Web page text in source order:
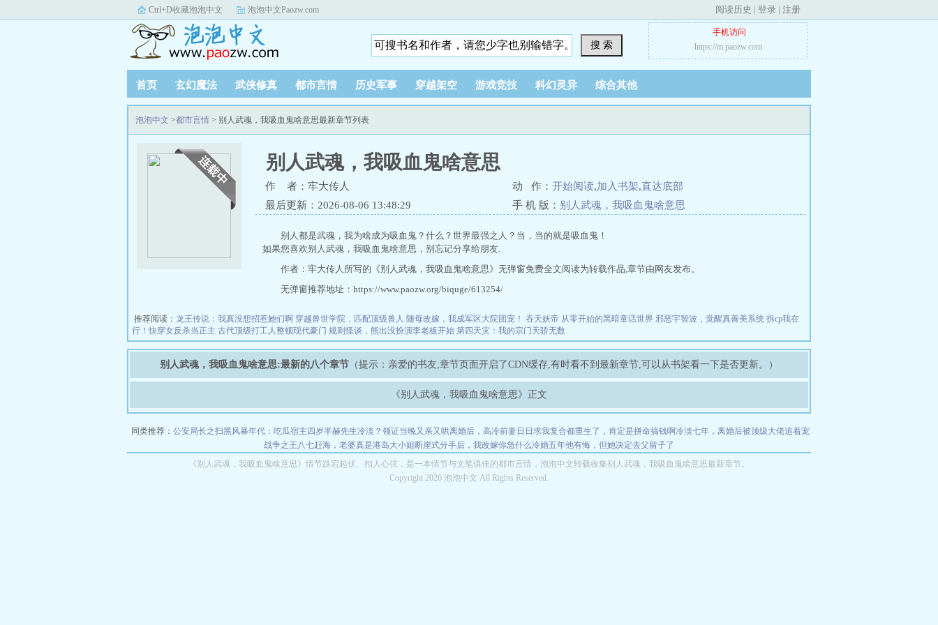
Ctrl+D收藏泡泡中文 泡泡中文Paozw.com 阅读历史 | 登录 | 注册
搜 索
手机访问
https://m.paozw.com
首页 玄幻魔法 武侠修真 都市言情 历史军事 穿越架空 游戏竞技 科幻灵异 综合其他
泡泡中文 >都市言情 > 别人武魂，我吸血鬼啥意思最新章节列表
别人武魂，我吸血鬼啥意思
作 者：牢大传人 动 作： 开始阅读,加入书架,直达底部
最后更新：2026-08-06 13:48:29
手 机 版： 别人武魂，我吸血鬼啥意思
别人都是武魂，我为啥成为吸血鬼？什么？世界最强之人？当，当的就是吸血鬼！
如果您喜欢别人武魂，我吸血鬼啥意思，别忘记分享给朋友.
作者：牢大传人所写的《别人武魂，我吸血鬼啥意思》无弹窗免费全文阅读为转载作品,章节由网友发布。
无弹窗推荐地址：https://www.paozw.org/biquge/613254/
推荐阅读： 龙王传说：我真没想招惹她们啊 穿越兽世学院，匹配顶级兽人 随母改嫁，我成军区大院团宠！ 吞天妖帝 从零开始的黑暗童话世界 邪恶宇智波，觉醒真善美系统 拆cp我在
行！快穿女反杀当正主 古代顶级打工人整顿现代豪门 规则怪谈，熊出没扮演李老板开始 第四天灾：我的宗门天骄无数
别人武魂，我吸血鬼啥意思:最新的八个章节 （提示：亲爱的书友,章节页面开启了CDN缓存,有时看不到最新章节,可以从书架看一下是否更新。）
《别人武魂，我吸血鬼啥意思》正文
同类推荐： 公安局长之扫黑风暴年代：吃瓜宿主四岁半赫先生冷淡？领证当晚又亲又哄离婚后，高冷前妻日日求我复合都重生了，肯定是拼命搞钱啊冷淡七年，离婚后被顶级大佬追着宠
战争之王八七赶海，老婆真是港岛大小姐 断崖式分手后，我改嫁你急什么冷婚五年他有悔，但她决定去父留子了
《别人武魂，我吸血鬼啥意思》情节跌宕起伏、扣人心弦，是一本情节与文笔俱佳的都市言情，泡泡中文转载收集别人武魂，我吸血鬼啥意思最新章节。
Copyright 2026 泡泡中文 All Rights Reserved.